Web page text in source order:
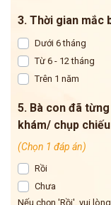
3. Thời gian mắc
Dưới 6 tháng
Từ 6 - 12 tháng
Trên 1 năm
5. Bà con đã
khám/ chụp
(Chọn 1 đáp án)
Rồi
Chưa
Nếu chọn 'Rồi', vui